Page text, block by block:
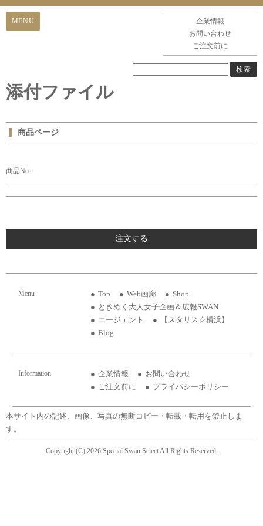
企業情報
お問い合わせ
ご注文前に
添付ファイル
商品ページ
商品No.
注文する
Menu Top Web画廊
Shop
ときめく大人女子企画＆広報SWAN
エージェント
【スタリス☆横浜】
Blog
Information 企業情報
お問い合わせ
ご注文前に
プライバシーポリシー
本サイト内の記述、画像、写真の無断コピー・転載・転用を禁止しま
す。
Copyright (C) 2026 Special Swan Select All Rights Reserved.